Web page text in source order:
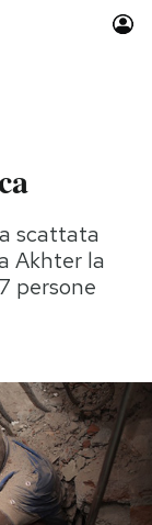
2026
scattata
Akhter la
persone